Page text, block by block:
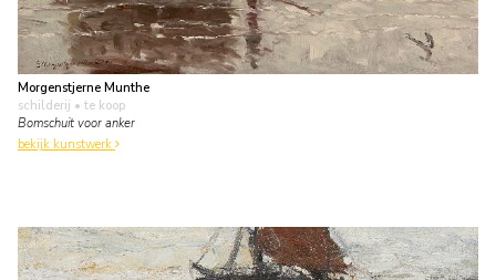
Morgenstjerne Munthe
schilderij • te koop
Bomschuit voor anker
bekijk kunstwerk